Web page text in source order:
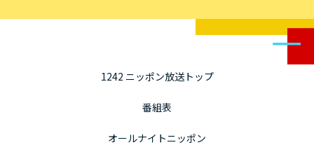
1242 ニッポン放送トップ
番組表
オールナイトニッポン